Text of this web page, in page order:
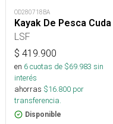
OD280718BA
Kayak De Pesca Cuda
LSF
$ 419.900
en 6cuotas de $69.983 sin
interés
ahorras $16.800 por
transferencia.
Disponible